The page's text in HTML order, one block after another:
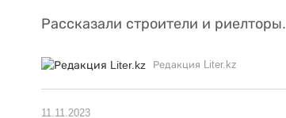
Рассказали строители и риелторы.
Редакция Liter.kz
11.11.2023